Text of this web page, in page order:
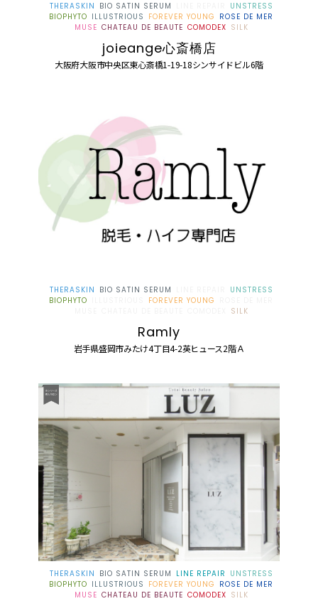
THERASKIN BIO SATIN SERUM
UNSTRESS
BIOPHYTO ILLUSTRIOUS FOREVER YOUNG ROSE DE MER
MUSE CHATEAU DE BEAUTE COMODEX SILK
joieange心斎橋店
大阪府大阪市中央区東心斎橋1-19-18シンサイドビル6階
THERASKIN BIO SATIN SERUM
UNSTRESS
BIOPHYTO
FOREVER YOUNG
SILK
Ramly
岩手県盛岡市みたけ4丁目4-2英ヒュース2階Ａ
THERASKIN BIO SATIN SERUM LINE REPAIR UNSTRESS
BIOPHYTO ILLUSTRIOUS FOREVER YOUNG ROSE DE MER
MUSE CHATEAU DE BEAUTE COMODEX SILK